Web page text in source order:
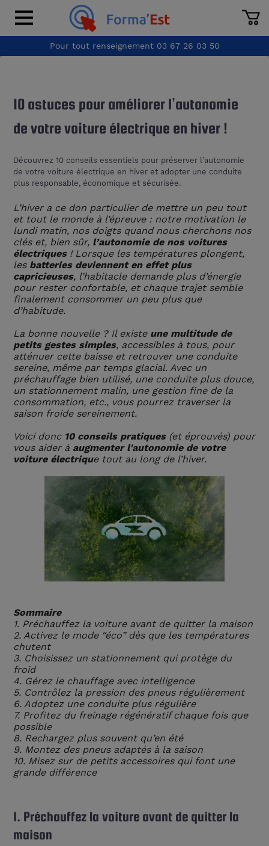
Pour tout renseignement 03 67 26 03 50
10 astuces pour améliorer l’autonomie
de votre voiture électrique en hiver !
Découvrez 10 conseils essentiels pour préserver l’autonomie
de votre voiture électrique en hiver et adopter une conduite
plus responsable, économique et sécurisée.
L’hiver a ce don particulier de mettre un peu tout
et tout le monde à l’épreuve : notre motivation le
lundi matin, nos doigts quand nous cherchons nos
clés et, bien sûr, l’autonomie de nos voitures
électriques! Lorsque les températures plongent,
les batteries deviennent en effet plus
capricieuses, l’habitacle demande plus d’énergie
pour rester confortable, et chaque trajet semble
finalement consommer un peu plus que
d’habitude.
La bonne nouvelle ? Il existe une multitude de
petits gestes simples, accessibles à tous, pour
atténuer cette baisse et retrouver une conduite
sereine, même par temps glacial. Avec un
préchauffage bien utilisé, une conduite plus douce,
un stationnement malin, une gestion fine de la
consommation, etc., vous pourrez traverser la
saison froide sereinement.
Voici donc 10 conseils pratiques(et éprouvés) pour
vous aider à augmenter l'autonomie de votre
voiture électrique tout au long de l’hiver.
Sommaire
1. Préchauffez la voiture avant de quitter la maison
2. Activez le mode “éco” dès que les températures
chutent
3. Choisissez un stationnement qui protège du
froid
4. Gérez le chauffage avec intelligence
5. Contrôlez la pression des pneus régulièrement
6. Adoptez une conduite plus régulière
7. Profitez du freinage régénératif chaque fois que
possible
8. Rechargez plus souvent qu’en été
9. Montez des pneus adaptés à la saison
10. Misez sur de petits accessoires qui font une
grande différence
1. Préchauffez la voiture avant de quitter la
maison